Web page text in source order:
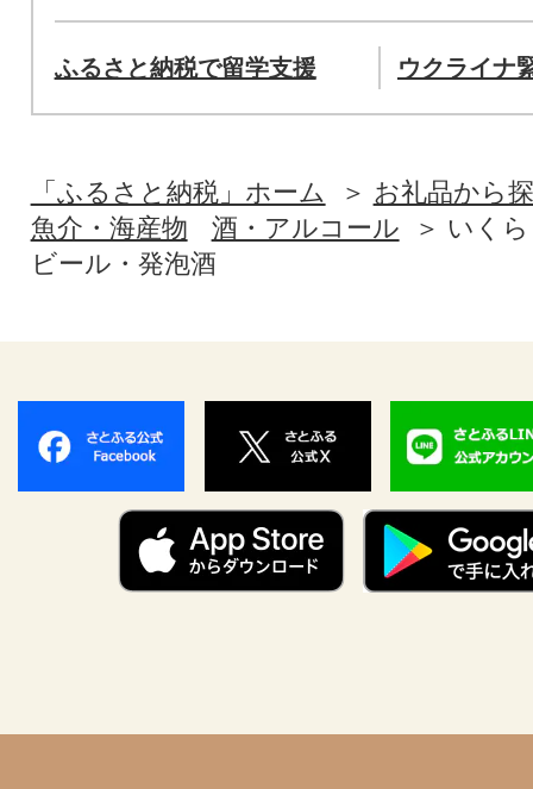
ふるさと納税で留学支援 ウクライナ
「ふるさと納税」ホーム
お礼品から
魚介・海産物
酒・アルコール
いくら
ビール・発泡酒